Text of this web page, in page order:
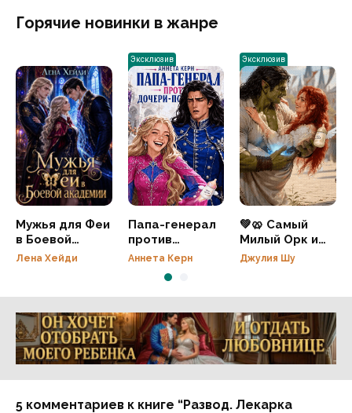
Горячие новинки в жанре
Мужья для Феи
в Боевой
академии
Лена Хейди
Эксклюзив
Папа-генерал
против
дочери-
Аннета Керн
Эксклюзив
💚🥨 Самый
Милый Орк и
Жена
Джулия Шу
Реклама 16+ АО «ЛитГород»
5 комментариев к книге “Развод. Лекарка